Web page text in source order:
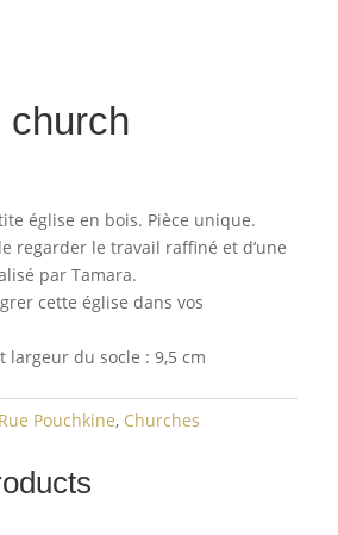
church
église en bois. Pièce unique.
regarder le travail raffiné et d’une
par Tamara.
cette église dans vos
largeur du socle : 9,5 cm
Pouchkine, Churches